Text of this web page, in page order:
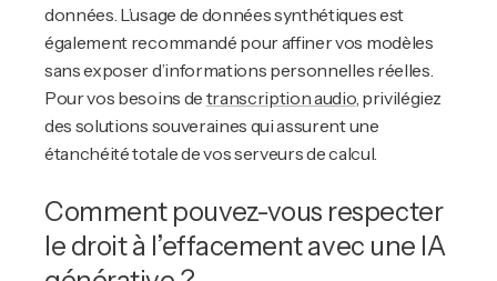
données. L’usage de données synthétiques est
également recommandé pour affiner vos modèles
sans exposer d’informations personnelles réelles.
Pour vos besoins de transcription audio, privilégiez
des solutions souveraines qui assurent une
étanchéité totale de vos serveurs de calcul.
Comment pouvez-vous respecter
le droit à l’effacement avec une IA